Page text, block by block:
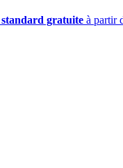
gratuite à partir